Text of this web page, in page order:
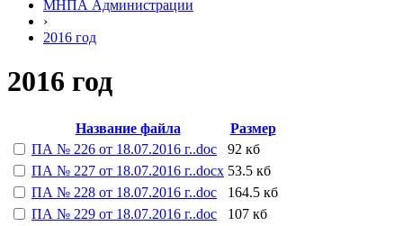
МНПА Администрации
›
2016 год
2016 год
Название файла
Размер
ПА № 226 от 18.07.2016 г..doc
92 кб
ПА № 227 от 18.07.2016 г..docx 53.5 кб
ПА № 228 от 18.07.2016 г..doc
164.5 кб
ПА № 229 от 18.07.2016 г..doc
107 кб